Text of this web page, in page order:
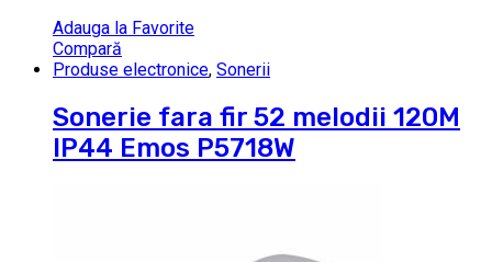
Adauga la Favorite
Compară
Produse electronice, Sonerii
Sonerie fara fir 52 melodii 120M
IP44 Emos P5718W